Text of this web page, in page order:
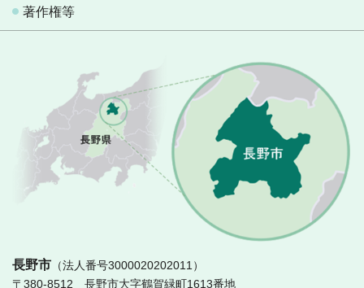
著作権等
長野市 （法人番号3000020202011）
〒380-8512 長野市大字鶴賀緑町1613番地